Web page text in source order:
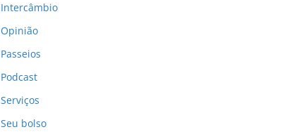
Intercâmbio
Opinião
Passeios
Podcast
Serviços
Seu bolso